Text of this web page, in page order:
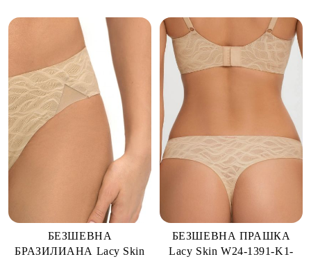
БЕЗШЕВНА
БРАЗИЛИАНА Lacy Skin
БЕЗШЕВНА ПРАШКА
Lacy Skin W24-1391-K1-